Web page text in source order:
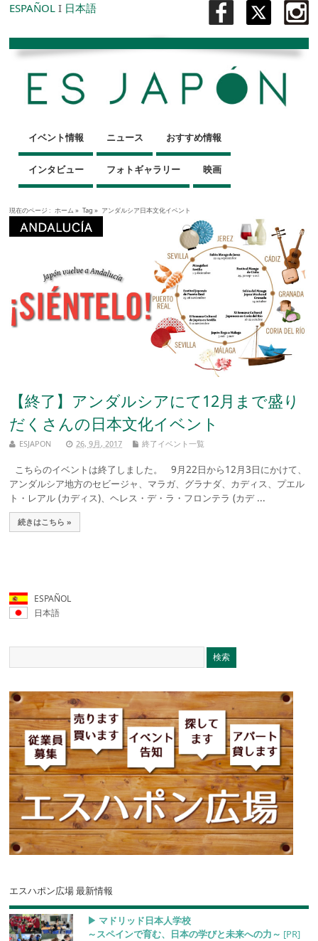
ESPAÑOL I 日本語
イベント情報 ニュース おすすめ情報
インタビュー フォトギャラリー 映画
現在のページ : ホーム » Tag » アンダルシア日本文化イベント
【終了】アンダルシアにて12月まで盛り
だくさんの日本文化イベント
ESJAPON 26, 9月, 2017 終了イベント一覧
こちらのイベントは終了しました。 9月22日から12月3日にかけて、
アンダルシア地方のセビージャ、マラガ、グラナダ、カディス、プエル
ト・レアル (カディス)、ヘレス・デ・ラ・フロンテラ (カデ ...
続きはこちら »
ESPAÑOL
日本語
エスハポン広場 最新情報
▶︎ マドリッド日本人学校
～スペインで育む、日本の学びと未来への力～ [PR]